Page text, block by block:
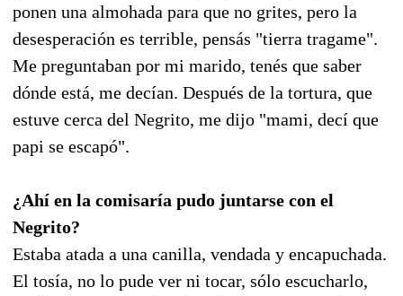
ponen una almohada para que no grites, pero la
desesperación es terrible, pensás "tierra tragame".
Me preguntaban por mi marido, tenés que saber
dónde está, me decían. Después de la tortura, que
estuve cerca del Negrito, me dijo "mami, decí que
papi se escapó".
¿Ahí en la comisaría pudo juntarse con el
Negrito?
Estaba atada a una canilla, vendada y encapuchada.
El tosía, no lo pude ver ni tocar, sólo escucharlo,